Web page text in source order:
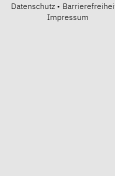
Datenschutz •
Impressum